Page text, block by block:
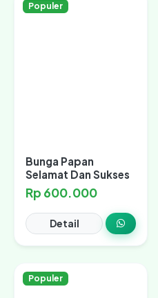
Populer
Bunga Papan
Selamat Dan Sukses
Rp 600.000
Detail
Populer